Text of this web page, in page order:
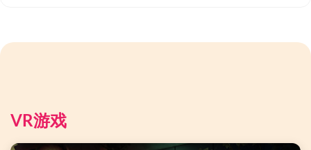
VR游戏